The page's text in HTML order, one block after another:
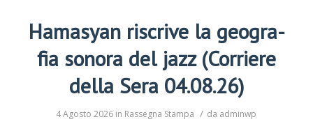
Hama­syan riscrive la geo­gra­
fia sonora del jazz (Corriere
della Sera 04.08.26)
4 Agosto 2026 in Rassegna Stampa / da adminwp